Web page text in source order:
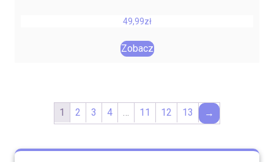
49,99zł
Zobacz
1 2 3 4 … 11 12 13 →